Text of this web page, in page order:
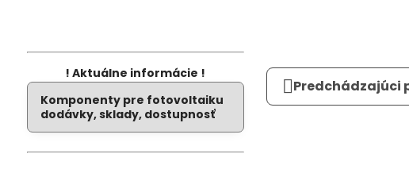
Predchádzajúci
! Aktuálne informácie !
Komponenty pre fotovoltaiku
dodávky, sklady, dostupnosť